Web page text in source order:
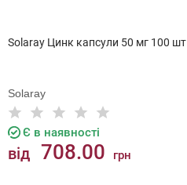
Solaray Цинк капсули 50 мг 100 шт
Solaray
Є в наявності
від 708.00 грн